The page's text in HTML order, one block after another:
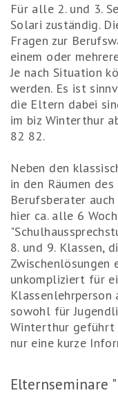
Für alle 2. und 3.
Solari zuständig.
Fragen zur
einem oder
Je nach Situation
werden. Es ist
die Eltern dabei
im biz Winterthur
82 82.
Neben den
in den Räumen
Berufsberater
hier ca. alle 6
8. und 9. Klassen,
Zwischenlösungen
unkompliziert für
sowohl für
Winterthur geführt
nur eine kurze
Elternseminare